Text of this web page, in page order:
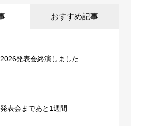
おすすめ記事
2026発表会終演しました
発表会まであと1週間
2026発表会終演しました
発表会まであと1週間